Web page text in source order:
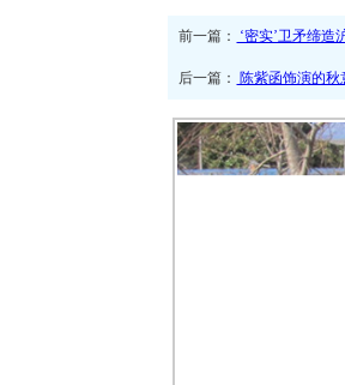
前一篇： ‘密实’卫矛缔造
后一篇： 陈紫函饰演的